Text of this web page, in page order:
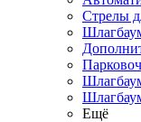
Стрелы
Ещё